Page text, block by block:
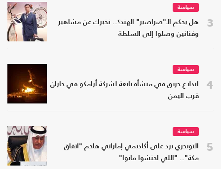
3
سياسة
هل يحكم الـ"صراصير" الهند؟.. نخبرك عن مشاهير
وفنانين وصلوا إلى السلطة
4
سياسة
اندلاع حريق في منشأة تابعة لشركة أرامكو في جازان
قرب اليمن
5
سياسة
التويجري يرد على أكاديمي إماراتي هاجم "اتفاق
مكة".. "اللي اختشوا ماتوا"